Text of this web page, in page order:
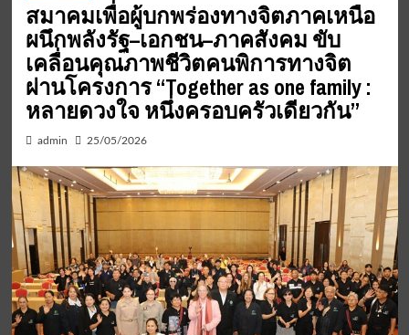
สมาคมเพื่อผู้บกพร่องทางจิตภาคเหนือ
ผนึกพลังรัฐ–เอกชน–ภาคสังคม ขับ
เคลื่อนคุณภาพชีวิตคนพิการทางจิต
ผ่านโครงการ “Together as one family :
หลายดวงใจ หนึ่งครอบครัวเดียวกัน”
admin 25/05/2026